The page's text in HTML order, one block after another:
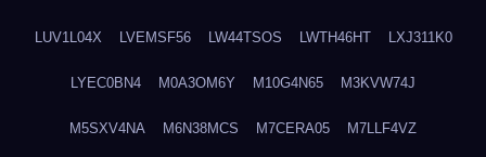
LUV1L04X LVEMSF56 LW44TSOS LWTH46HT LXJ311K0
LYEC0BN4 M0A3OM6Y M10G4N65 M3KVW74J
M5SXV4NA M6N38MCS M7CERA05 M7LLF4VZ